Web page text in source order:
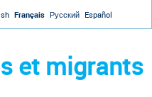
Français Русский Español
et migrants